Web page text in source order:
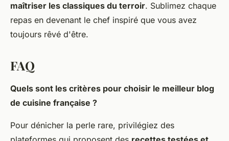
maîtriser les classiques du terroir. Sublimez chaque
repas en devenant le chef inspiré que vous avez
toujours rêvé d'être.
FAQ
Quels sont les critères pour choisir le meilleur blog
de cuisine française ?
Pour dénicher la perle rare, privilégiez des